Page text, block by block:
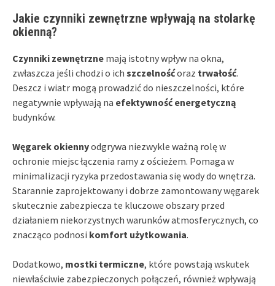
Jakie czynniki zewnętrzne wpływają na stolarkę
okienną?
Czynniki zewnętrzne mają istotny wpływ na okna,
zwłaszcza jeśli chodzi o ich szczelnośćoraz trwałość.
Deszcz i wiatr mogą prowadzić do nieszczelności, które
negatywnie wpływają na efektywność energetyczną
budynków.
Węgarek okiennyodgrywa niezwykle ważną rolę w
ochronie miejsc łączenia ramy z ościeżem. Pomaga w
minimalizacji ryzyka przedostawania się wody do wnętrza.
Starannie zaprojektowany i dobrze zamontowany węgarek
skutecznie zabezpiecza te kluczowe obszary przed
działaniem niekorzystnych warunków atmosferycznych, co
znacząco podnosi komfort użytkowania.
Dodatkowo, mostki termiczne, które powstają wskutek
niewłaściwie zabezpieczonych połączeń, również wpływają